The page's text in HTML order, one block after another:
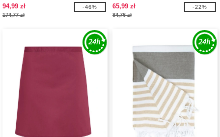
94,99 zł
174,77 zł
-46%
65,99 zł
84,76 zł
-22%